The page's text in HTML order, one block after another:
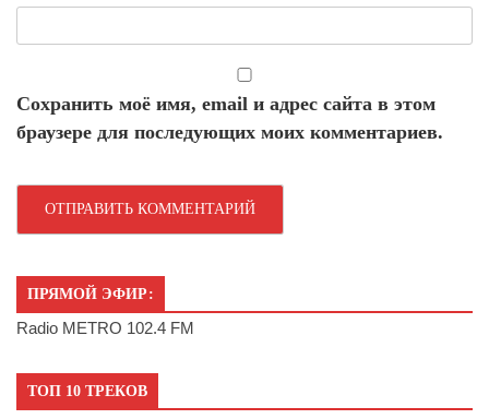
Сохранить моё имя, email и адрес сайта в этом
браузере для последующих моих комментариев.
ПРЯМОЙ ЭФИР:
Radio METRO 102.4 FM
ТОП 10 ТРЕКОВ